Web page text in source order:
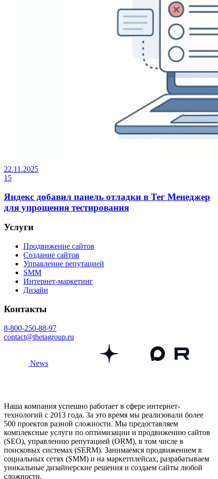
22.11.2025
15
Яндекс добавил панель отладки в Тег Менеджер
для упрощения тестирования
Услуги
Продвижение сайтов
Создание сайтов
Управление репутацией
SMM
Интернет-маркетинг
Дизайн
Контакты
8-800-250-88-97
contact@thetagroup.ru
News
Наша компания успешно работает в сфере интернет-
технологий с 2013 года. За это время мы реализовали более
500 проектов разной сложности. Мы предоставляем
комплексные услуги по оптимизации и продвижению сайтов
(SEO), управлению репутацией (ORM), в том числе в
поисковых системах (SERM). Занимаемся продвижением в
социальных сетях (SMM) и на маркетплейсах, разрабатываем
уникальные дизайнерские решения и создаем сайты любой
сложности.